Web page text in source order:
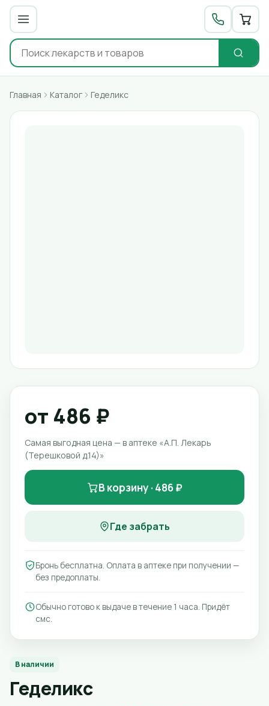
Главная Каталог Геделикс
В наличии
Геделикс
от 486 ₽
Самая выгодная цена — в аптеке «А.П. Лекарь
(Терешковой д.14)»
В корзину · 486 ₽
Где забрать
Бронь бесплатна. Оплата в аптеке при получении —
без предоплаты.
Обычно готово к выдаче в течение 1 часа. Придёт
смс.